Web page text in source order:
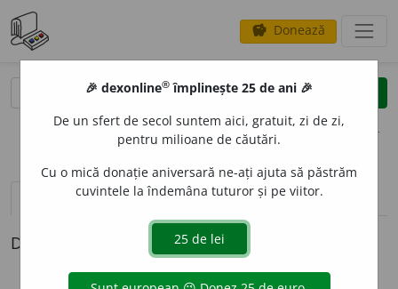
savings Donează
clear
opțiuni
definiții (1)
Definiția cu ID-ul 839682:
🎉 dexonline® împlinește 25 de ani 🎉
De un sfert de secol suntem aici, gratuit, zi de zi,
pentru milioane de căutări.
Cu o mică donație aniversară ne-ați ajuta să păstrăm
cuvintele la îndemâna tuturor și pe viitor.